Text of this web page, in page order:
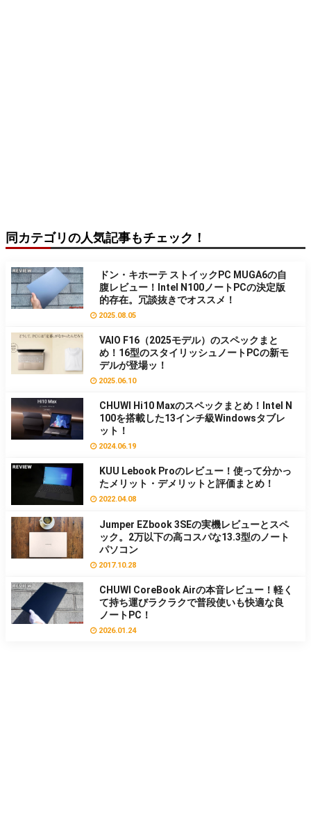
同カテゴリの人気記事もチェック！
ドン・キホーテ ストイックPC MUGA6の自
腹レビュー！Intel N100ノートPCの決定版
的存在。冗談抜きでオススメ！
2025.08.05
VAIO F16（2025モデル）のスペックまと
め！16型のスタイリッシュノートPCの新モ
デルが登場ッ！
2025.06.10
CHUWI Hi10 Maxのスペックまとめ！Intel N
100を搭載した13インチ級Windowsタブレ
ット！
2024.06.19
KUU Lebook Proのレビュー！使って分かっ
たメリット・デメリットと評価まとめ！
2022.04.08
Jumper EZbook 3SEの実機レビューとスペ
ック。2万以下の高コスパな13.3型のノート
パソコン
2017.10.28
CHUWI CoreBook Airの本音レビュー！軽く
て持ち運びラクラクで普段使いも快適な良
ノートPC！
2026.01.24